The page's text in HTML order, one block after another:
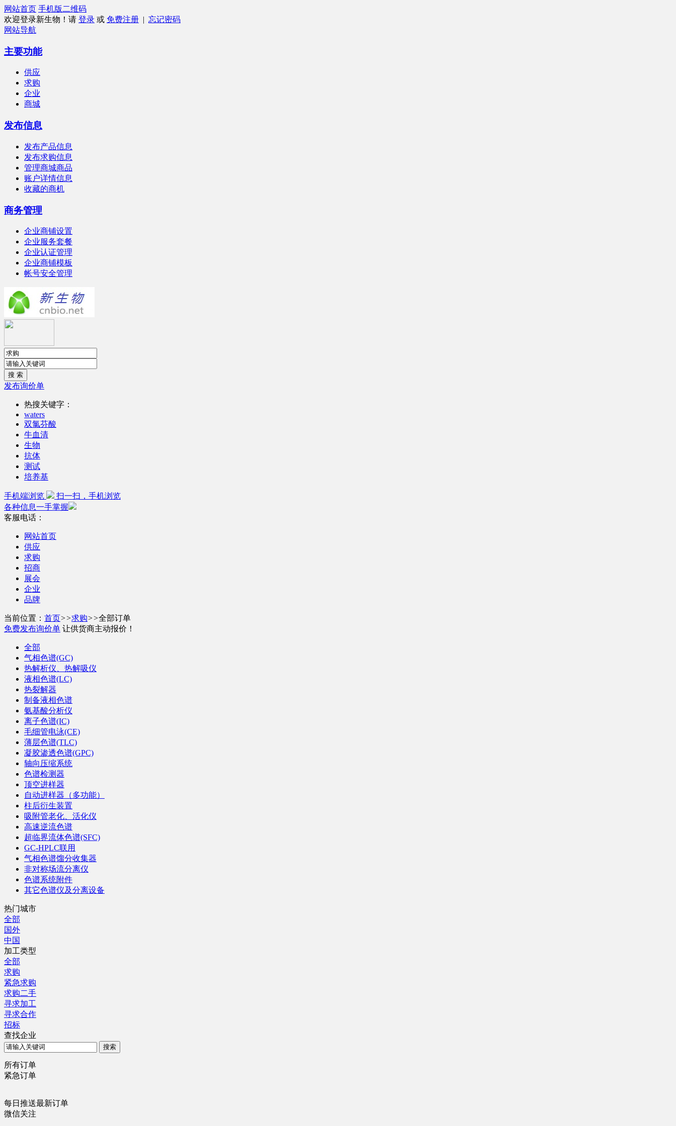
网站首页 手机版 二维码
欢迎登录新生物！请 登录 或 免费注册 | 忘记密码
网站导航
主要功能
供应
求购
企业
商城
发布信息
发布产品信息
发布求购信息
管理商城商品
账户详情信息
收藏的商机
商务管理
企业商铺设置
企业服务套餐
企业认证管理
企业商铺模板
帐号安全管理
发布询价单
热搜关键字：
waters
双氯芬酸
牛血清
生物
抗体
测试
培养基
手机端浏览
扫一扫，手机浏览
各种信息一手掌握
客服电话：
网站首页
供应
求购
招商
展会
企业
品牌
当前位置： 首页>>求购>>全部订单
免费发布询价单 让供货商主动报价！
全部
气相色谱(GC)
热解析仪、热解吸仪
液相色谱(LC)
热裂解器
制备液相色谱
氨基酸分析仪
离子色谱(IC)
毛细管电泳(CE)
薄层色谱(TLC)
凝胶渗透色谱(GPC)
轴向压缩系统
色谱检测器
顶空进样器
自动进样器（多功能）
柱后衍生装置
吸附管老化、活化仪
高速逆流色谱
超临界流体色谱(SFC)
GC-HPLC联用
气相色谱馏分收集器
非对称场流分离仪
色谱系统附件
其它色谱仪及分离设备
热门城市
全部
国外
中国
加工类型
全部
求购
紧急求购
求购二手
寻求加工
寻求合作
招标
查找企业
所有订单
紧急订单
每日推送最新订单
微信关注